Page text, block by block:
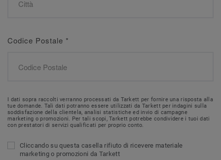
Codice Postale *
I dati sopra raccolti verranno processati da Tarkett per fornire una risposta alla
tue domande. Tali dati potranno essere utilizzati da Tarkett per indagini sulla
soddisfazione della clientela, analisi statistiche ed invio di campagne
marketing o promozioni. Per tali scopi, Tarkett potrebbe condividere i tuoi dati
con prestatori di servizi qualificati per proprio conto.
Cliccando su questa casella rifiuto di ricevere materiale
marketing o promozioni da Tarkett